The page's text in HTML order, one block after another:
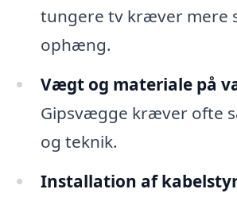
tungere tv kræver mere
ophæng.
Vægt og materiale på
Gipsvægge kræver ofte
og teknik.
Installation af